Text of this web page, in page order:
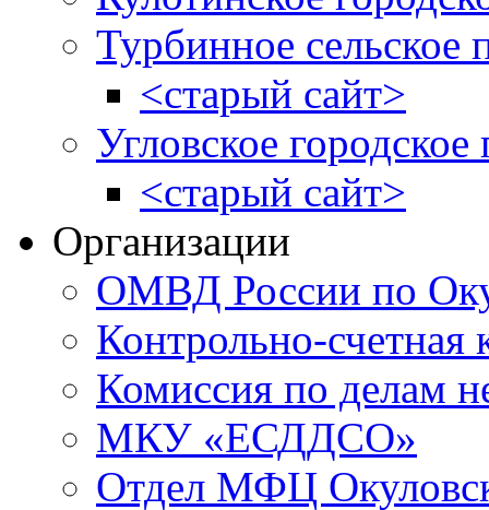
Турбинное сельское
<старый сайт>
Угловское городское
<старый сайт>
Организации
ОМВД России по
Контрольно-счетная
Комиссия по делам
МКУ «ЕСДДСО»
Отдел МФЦ